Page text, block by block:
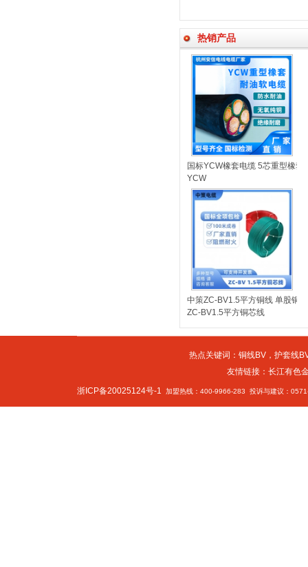
热销产品
国标YCW橡套电缆 5芯重型橡套
YCW
中策ZC-BV1.5平方铜线 单股铜
ZC-BV1.5平方铜芯线
热点关键词： 铜线BV， 护套线
友情链接： 长江有色
浙ICP备20025124号-1 加盟热线：400-9966-283 投诉与建议：